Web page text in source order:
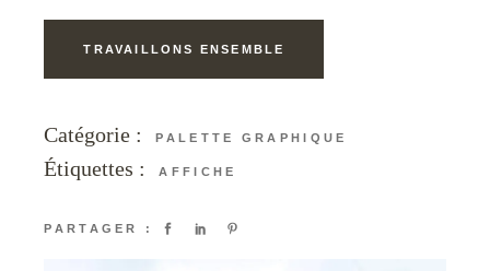
TRAVAILLONS ENSEMBLE
Catégorie : PALETTE GRAPHIQUE
Étiquettes : AFFICHE
PARTAGER :